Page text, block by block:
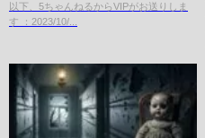
以下、5ちゃんねるからVIPがお送りしま
す ：2023/10/...